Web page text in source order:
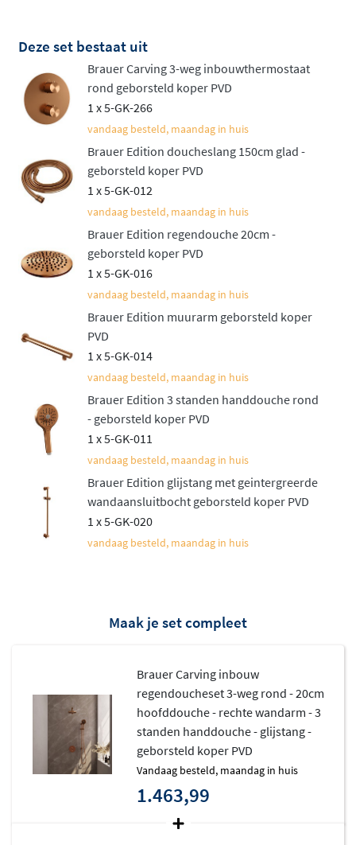
Bij de handdouche heb je de keuze tussen een strak
staafmodel met één straalsoort of eenpraktische 3-
standen handdouchedie je met een druk op de knop
kunt wisselen tussen verschillende straalpatronen. De
handdouche kan worden geplaatst in een wandhouder
voor een strakke uitstraling, of aan eenverstelbare
glijstangvoor maximaal gebruiksgemak. Beide opties
worden geleverd inclusief een 150cm doucheslang.
Ruwe elegantie in verschillende
kleuren
De Carving collectie is verkrijgbaar in alle Brauer
kleuren, van tijdloos chroom tot moderne PVD-
afwerkingen zoals
geborsteld gunmetal, geborsteld RVS en mat zwart
PVD-coating zorgt voor een duurzame, krasbestendige
afwerking die jarenlang mooi blijft. Het messing
binnenwerk garandeert betrouwbaarheid en een lange
levensduur.
Veilig en comfortabel douchen
De ingebouwdethermostaatkraan
watertemperatuur constant, ook als elders in huis water
waardoor je badkamer een strakke, minimalistische
gekartelde draaiknoppen die passen bij het robuuste
Carving design.
Deze set bestaat uit
Brauer Carving 3-weg inbouwthermostaat
rond geborsteld koper PVD
1 x 5-GK-266
vandaag besteld, maandag in huis
Brauer Edition doucheslang 150cm glad -
geborsteld koper PVD
1 x 5-GK-012
vandaag besteld, maandag in huis
Brauer Edition regendouche 20cm -
geborsteld koper PVD
1 x 5-GK-016
vandaag besteld, maandag in huis
Brauer Edition muurarm geborsteld koper
PVD
1 x 5-GK-014
vandaag besteld, maandag in huis
Brauer Edition 3 standen handdouche rond
- geborsteld koper PVD
1 x 5-GK-011
vandaag besteld, maandag in huis
Brauer Edition glijstang met geintergreerde
wandaansluitbocht geborsteld koper PVD
1 x 5-GK-020
vandaag besteld, maandag in huis
Maak je set compleet
Brauer Carving inbouw
regendoucheset 3-weg rond - 20cm
hoofddouche - rechte wandarm - 3
standen handdouche - glijstang -
geborsteld koper PVD
vandaag besteld, maandag in huis
1.463,99